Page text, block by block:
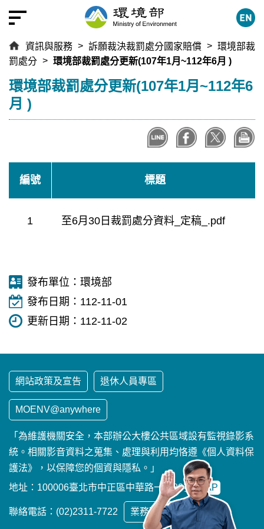
跳
到
要
內
容
區
塊
資訊與服務 訴願裁決裁罰處分國家賠償
環境部裁
罰處分
環境部裁罰處分更新(107年1月~112年6月 )
:::
環境部裁罰處分更新(107年1月~112年6
月 )
編號 標題
1 至6月30日裁罰處分資料_定稿_.pdf
發布單位： 環境部
發布日期： 112-11-01
更新日期： 112-11-02
網站政策及宣告 退休人員專區
MOENV@anywhere
「為維護機關安全，本部辦公大樓公共區域設有監視錄影系
統。相關影音資料之蒐集、處理與利用均恪遵《個人資料保
護法》，以保障您的個資與隱私。」
地址：100006臺北市中正區中華路一段83號 MAP
聯絡電話：(02)2311-7722 業務聯繫窗口